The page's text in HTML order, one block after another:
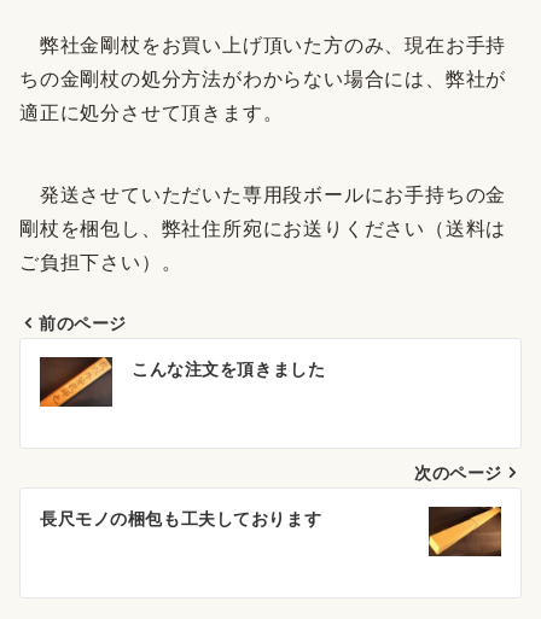
弊社金剛杖をお買い上げ頂いた方のみ、現在お手持
ちの金剛杖の処分方法がわからない場合には、弊社が
適正に処分させて頂きます。
発送させていただいた専用段ボールにお手持ちの金
剛杖を梱包し、弊社住所宛にお送りください（送料は
ご負担下さい）。
投
稿
ゲ
シ
前のページ
こんな注文を頂きました
次のページ
長尺モノの梱包も工夫しております